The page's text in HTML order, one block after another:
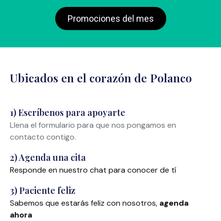
Promociones del mes
Ubicados en el corazón de Polanco
1) Escríbenos para apoyarte
Llena el formulario para que nos pongamos en
contacto contigo.
2) Agenda una cita
Responde en nuestro chat para conocer de tí
3) Paciente feliz
Sabemos que estarás feliz con nosotros, agenda
ahora